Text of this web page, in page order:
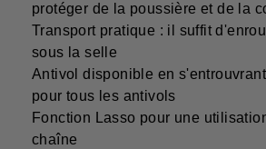
protéger de la poussière et de la
Transport pratique : il suffit
sous la selle
Antivol disponible en
pour tous les antivols
Fonction Lasso pour une
chaîne